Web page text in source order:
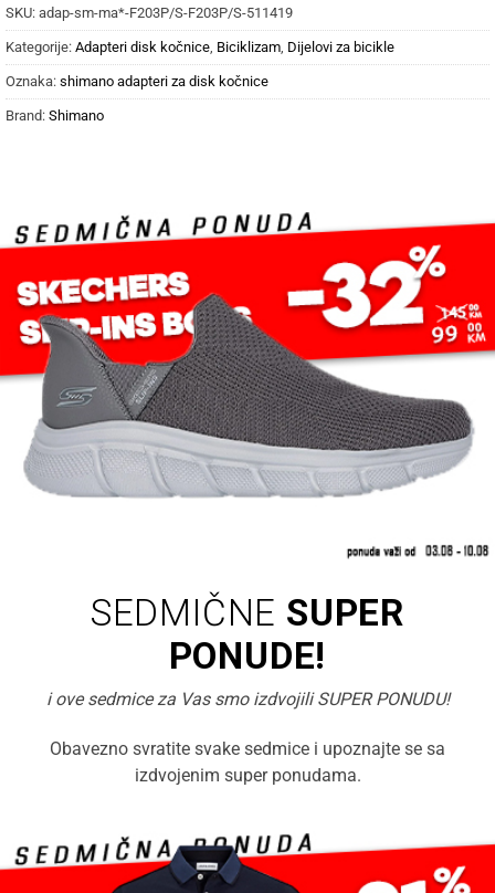
SKU: adap-sm-ma*-F203P/S-F203P/S-511419
Kategorije: Adapteri disk kočnice, Biciklizam, Dijelovi za bicikle
Oznaka: shimano adapteri za disk kočnice
Brand: Shimano
SEDMIČNE SUPER
PONUDE!
i ove sedmice za Vas smo izdvojili SUPER PONUDU!
Obavezno svratite svake sedmice i upoznajte se sa
izdvojenim super ponudama.